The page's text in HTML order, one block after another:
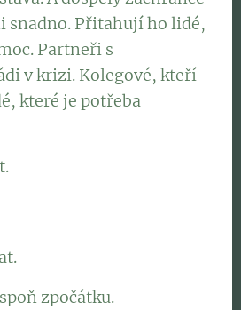
snadno. Přitahují ho lidé,
Partneři s
v krizi. Kolegové, kteří
které je potřeba
zpočátku.